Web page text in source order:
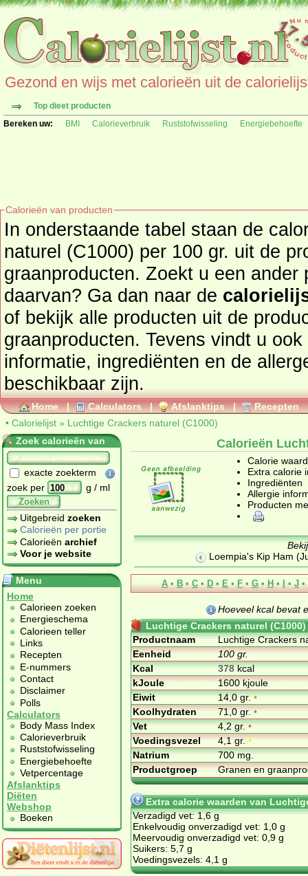
Gezond en wijs met calorieën uit de
Top dieet producten
Bereken uw:
BMI Calorieverbruik Ruststofwisseling Energiebehoefte
Calorieën van producten
In onderstaande tabel staan de
naturel (C1000) per 100 gr. uit de
graanproducten. Zoekt u een ander product en de calorieën
daarvan? Ga dan naar de
of bekijk alle producten uit de
graanproducten. Tevens vindt u ook de uitgebreide calorie
informatie, ingrediënten en de
beschikbaar zijn.
Home | Calculators | Afslanktips | Recepten
• Calorielijst » Luchtige Crackers naturel (C1000)
Zoek calorieën van
exacte zoekterm
zoek per
g / ml
Zoeken
Uitgebreid zoeken
Calorieën per portie
Calorieën archief
Voor je website
Menu
Home
Calorieen zoeken
Energieschema
Calorieen teller
Links
Recepten
E-nummers
Contact
Disclaimer
Polls
Calculators
Body Mass Index
Calorieverbruik
Ruststofwisseling
Energiebehoefte
Vetpercentage
Afslanktips
Diëten
Webshop
Boeken
Calorieën
Calorie
Extra calorie
Ingrediënten
Allergie
Producten
Loempia's Kip Ham
A • B • C • D • E • F • G • H • I • J •
Hoeveel kcal bevat
Luchtige Crackers naturel (C1000)
Productnaam
Luchtige Crackers
Eenheid
100 gr.
Kcal
378kcal
kJoule
1600 kjoule
Eiwit
14,0 gr.•
Koolhydraten
71,0 gr.•
Vet
4,2 gr.•
Voedingsvezel
4,1 gr.•
Natrium
700 mg.
Productgroep
Granen en
Extra calorie waarden van
Verzadigd vet: 1,6 g
Enkelvoudig onverzadigd vet: 1,0 g
Meervoudig onverzadigd vet: 0,9 g
Suikers: 5,7 g
Voedingsvezels: 4,1 g